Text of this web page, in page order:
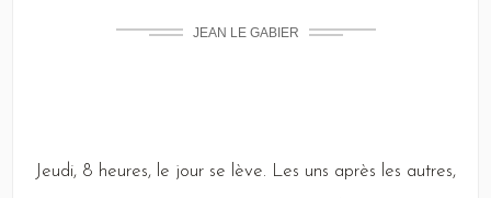
JEAN LE GABIER
Jeudi, 8 heures, le jour se lève. Les uns après les autres,